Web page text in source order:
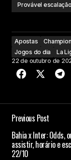
Provável escalação
Apostas
Jogos do dia
La
22 de outubro de
Previous Post
Bahia x Inter: Odds,
assistir, horário e
22/10